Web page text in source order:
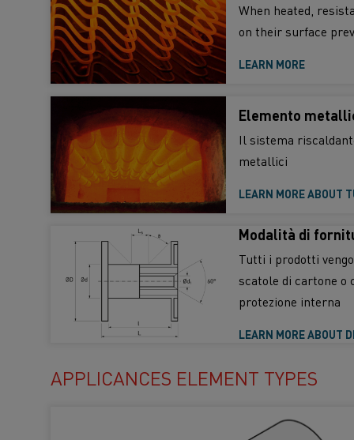
When heated,
on their surface
LEARN MORE
Elemento
Il sistema
metallici
LEARN MORE ABOUT
Modalità di
Tutti i prodotti
scatole di cartone o
protezione interna
LEARN MORE ABOUT
APPLICANCES ELEMENT TYPES